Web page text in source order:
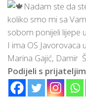
Nadam ste da
koliko smo mi sa
sobom ponijeli lijepe
I ima OS Javorovaca
Marina Gajić, Damir
Podijeli s